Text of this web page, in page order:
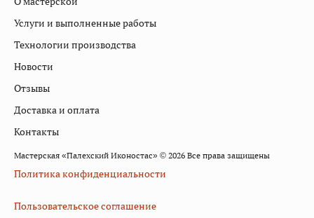
Услуги и выполненные работы
Технологии производства
Новости
Отзывы
Доставка и оплата
Контакты
Мастерская «Палехский Иконостас» © 2026 Все права защищены
Политика конфиденциальности
Пользовательское соглашение